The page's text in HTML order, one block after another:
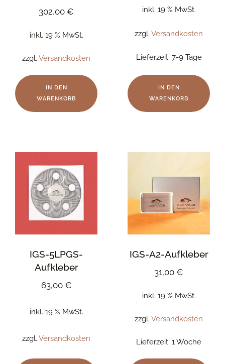
302,00 €
inkl. 19 % MwSt.
zzgl. Versandkosten
IN DEN
WARENKORB
inkl. 19 % MwSt.
zzgl. Versandkosten
Lieferzeit: 7-9 Tage
IN DEN
WARENKORB
IGS-5LPGS-
Aufkleber
63,00 €
inkl. 19 % MwSt.
zzgl. Versandkosten
IGS-A2-Aufkleber
31,00 €
inkl. 19 % MwSt.
zzgl. Versandkosten
Lieferzeit: 1 Woche